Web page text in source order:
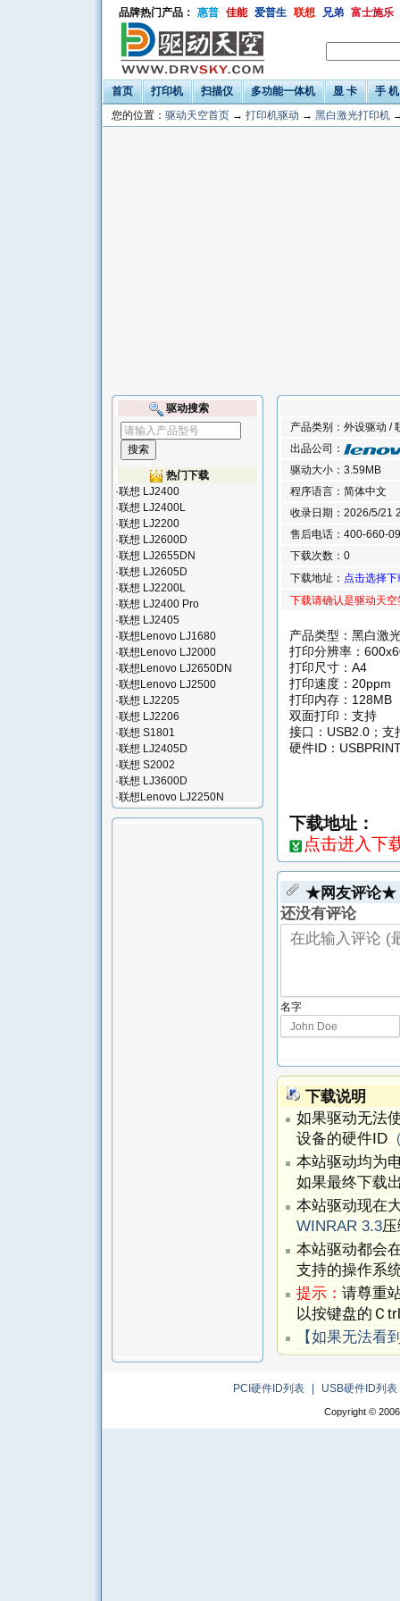
品牌热门产品： 惠普 佳能 爱普生 联想 兄弟 富士施乐
首页 打印机 扫描仪 多功能一体机 显 卡
手 机
您的位置： 驱动天空首页 → 打印机驱动 → 黑白激光打印机
产品类别：外设驱动 /
出品公司：
驱动大小：3.59MB
程序语言：简体中文
收录日期：2026/5/21
售后电话：400-660-
下载次数：0
下载地址： 点击选择
下载请确认是驱动天
产品类型：黑白激
打印分辨率：
打印尺寸：A4
打印速度：20ppm
打印内存：128MB
双面打印：支持
接口：USB2.0；支
硬件ID：
下载地址：
点击进入下
★网友评论★
还没有评论
名字
下载说明
如果驱动无法
设备的硬件ID
本站驱动均为
如果最终下载
本站驱动现在
WINRAR 3.3
本站驱动都会
支持的操作系
提示： 请尊重
以按键盘的Ｃ
【如果无法看
驱动搜索
热门下载
·联想 LJ2400
·联想 LJ2400L
·联想 LJ2200
·联想 LJ2600D
·联想 LJ2655DN
·联想 LJ2605D
·联想 LJ2200L
·联想 LJ2400 Pro
·联想 LJ2405
·联想Lenovo LJ1680
·联想Lenovo LJ2000
·联想Lenovo LJ2650DN
·联想Lenovo LJ2500
·联想 LJ2205
·联想 LJ2206
·联想 S1801
·联想 LJ2405D
·联想 S2002
·联想 LJ3600D
·联想Lenovo LJ2250N
PCI硬件ID列表 USB硬件ID列表
Copyright ©